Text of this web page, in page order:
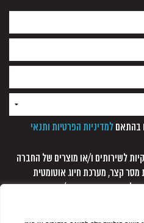
למדיניות הפרטיות ותנאי
לשירותים ו/או מוצרים של החברה
קצר, מערכת חיוג אוטומטית
כל הודעה אחרת ממני/